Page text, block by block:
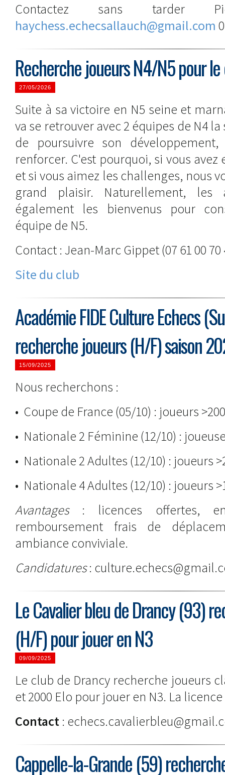
Contactez sans tarder
haychess.echecsallauch@gmail.com
Recherche joueurs N4/N5 pour
27/05/2026
Suite à sa victoire en N5 seine et
va se retrouver avec 2 équipes de N4
de poursuivre son
renforcer. C'est pourquoi, si vous avez
et si vous aimez les challenges, nous
grand plaisir. Naturellement, les
également les bienvenus pour
équipe de N5.
Contact : Jean-Marc Gippet (07 61 00 70
Site du club
Académie FIDE Culture Echecs
recherche joueurs (H/F) saison
15/09/2025
Nous recherchons :
• Coupe de France (05/10) : joueurs
• Nationale 2 Féminine (12/10) :
• Nationale 2 Adultes (12/10) : joueurs
• Nationale 4 Adultes (12/10) : joueurs
Avantages : licences offertes,
remboursement frais de
ambiance conviviale.
Candidatures:
Le Cavalier bleu de Drancy (93)
(H/F) pour jouer en N3
09/09/2025
Le club de Drancy recherche joueurs
et 2000 Elo pour jouer en N3. La
Contact :
Cappelle-la-Grande (59)